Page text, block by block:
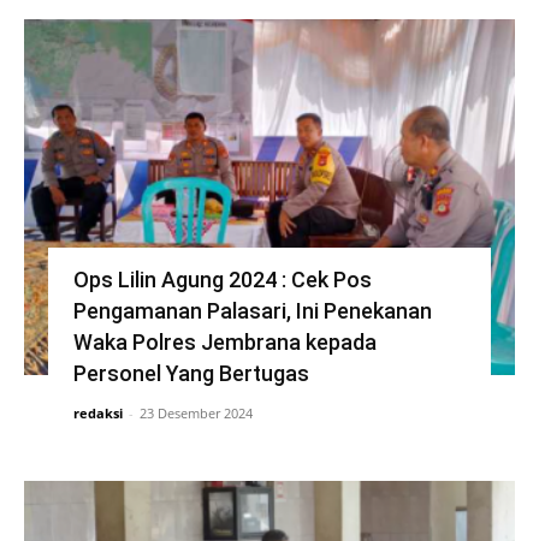
Ops Lilin Agung 2024 : Cek Pos
Pengamanan Palasari, Ini Penekanan
Waka Polres Jembrana kepada
Personel Yang Bertugas
redaksi - 23 Desember 2024